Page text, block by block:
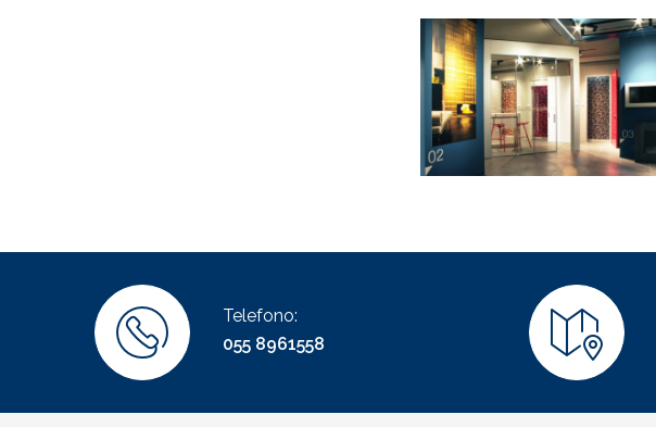
Showroom Centro Ceramiche
VEDI DETTAGLI
Telefono:
055 8961558